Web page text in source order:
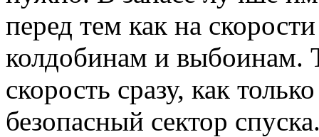
перед тем как на
колдобинам и выбоинам.
скорость сразу, как
безопасный сектор